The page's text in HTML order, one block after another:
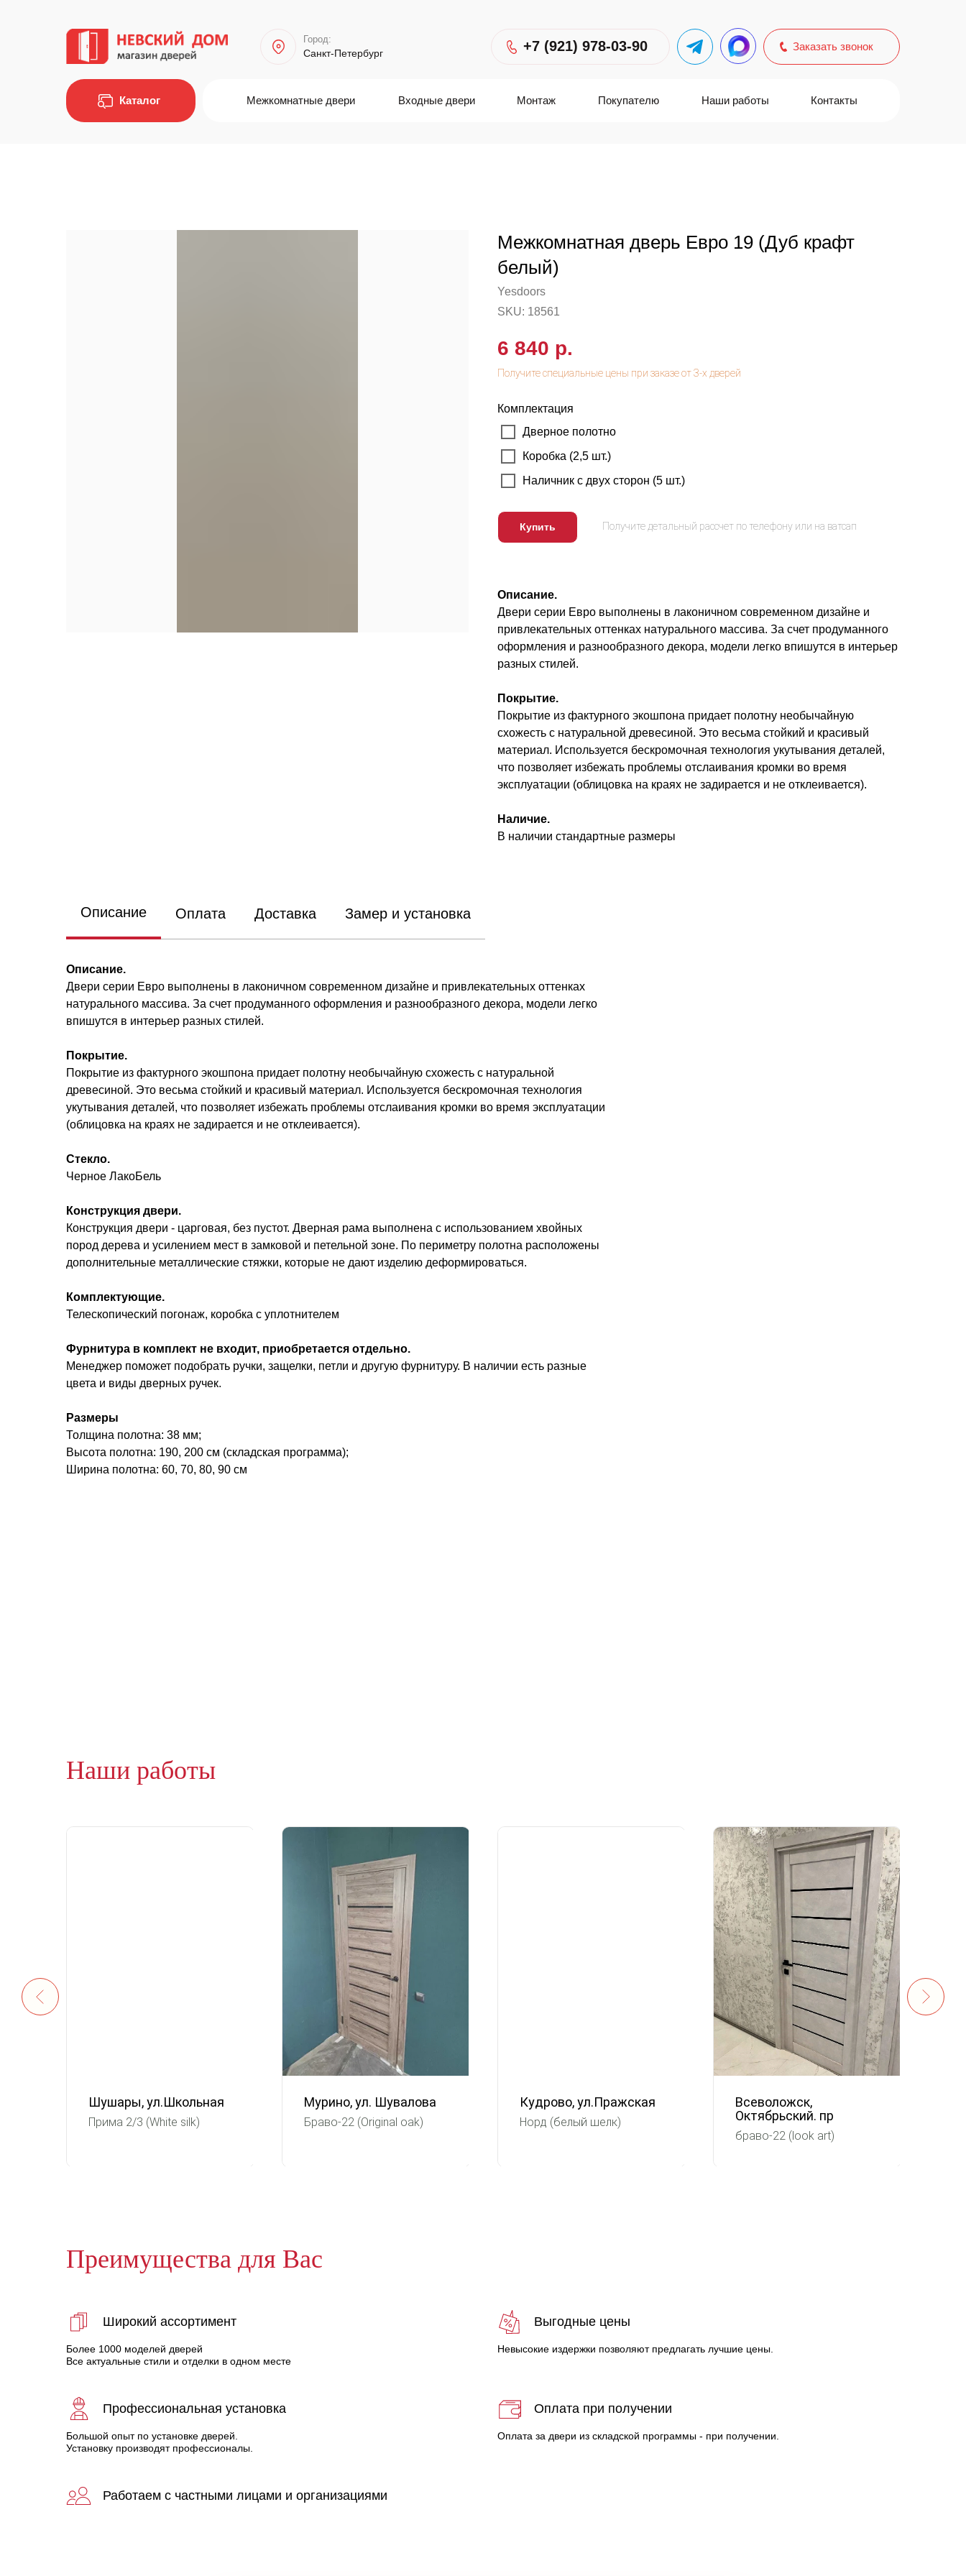
Город:
Санкт-Петербург
Заказать звонок
+7 (921) 978-03-90
Каталог Контакты
Наши работы
Покупателю
Монтаж
Входные двери
Межкомнатные двери
Межкомнатная дверь Евро 19 (Дуб крафт
белый)
Yesdoors
SKU: 18561
6 840 р.
Комплектация
Дверное полотно
Коробка (2,5 шт.)
Наличник с двух сторон (5 шт.)
Купить
Описание.
Двери серии Евро выполнены в лаконичном современном дизайне и
привлекательных оттенках натурального массива. За счет продуманного
оформления и разнообразного декора, модели легко впишутся в интерьер
разных стилей.
Покрытие.
Покрытие из фактурного экошпона придает полотну необычайную
схожесть с натуральной древесиной. Это весьма стойкий и красивый
материал. Используется бескромочная технология укутывания деталей,
что позволяет избежать проблемы отслаивания кромки во время
эксплуатации (облицовка на краях не задирается и не отклеивается).
Наличие.
В наличии стандартные размеры
Описание Оплата Доставка Замер и установка
Описание.
Двери серии Евро выполнены в лаконичном современном дизайне и привлекательных оттенках
натурального массива. За счет продуманного оформления и разнообразного декора, модели легко
впишутся в интерьер разных стилей.
Покрытие.
Покрытие из фактурного экошпона придает полотну необычайную схожесть с натуральной
древесиной. Это весьма стойкий и красивый материал. Используется бескромочная технология
укутывания деталей, что позволяет избежать проблемы отслаивания кромки во время эксплуатации
(облицовка на краях не задирается и не отклеивается).
Стекло.
Черное ЛакоБель
Конструкция двери.
Конструкция двери - царговая, без пустот. Дверная рама выполнена с использованием хвойных
пород дерева и усилением мест в замковой и петельной зоне. По периметру полотна расположены
дополнительные металлические стяжки, которые не дают изделию деформироваться.
Комплектующие.
Телескопический погонаж, коробка с уплотнителем
Фурнитура в комплект не входит, приобретается отдельно.
Менеджер поможет подобрать ручки, защелки, петли и другую фурнитуру. В наличии есть разные
цвета и виды дверных ручек.
Размеры
Толщина полотна: 38 мм;
Высота полотна: 190, 200 см (складская программа);
Ширина полотна: 60, 70, 80, 90 см
Наши работы
Шушары, ул.Школьная
Прима 2/3 (White silk)
Мурино, ул. Шувалова
Браво-22 (Original oak)
Кудрово, ул.Пражская
Норд (белый шелк)
Всеволожск,
Октябрьский. пр
браво-22 (look art)
Преимущества для Вас
Широкий ассортимент
Более 1000 моделей дверей
Все актуальные стили и отделки в одном месте
Выгодные цены
Невысокие издержки позволяют предлагать лучшие цены.
Профессиональная установка
Большой опыт по установке дверей.
Установку производят профессионалы.
Оплата при получении
Оплата за двери из складской программы - при получении.
Работаем с частными лицами и организациями